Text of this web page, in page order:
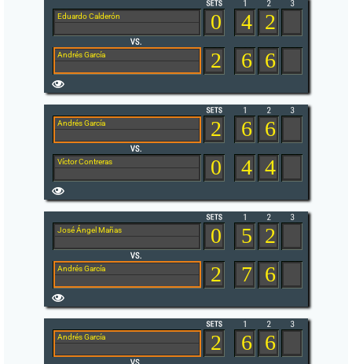
Eduardo Calderón
Andrés García
0
2
4 2
6 6
Andrés García
Víctor Contreras
2
0
6 6
4 4
José Ángel Mañas
Andrés García
0
2
5 2
7 6
Andrés García
2
6 6